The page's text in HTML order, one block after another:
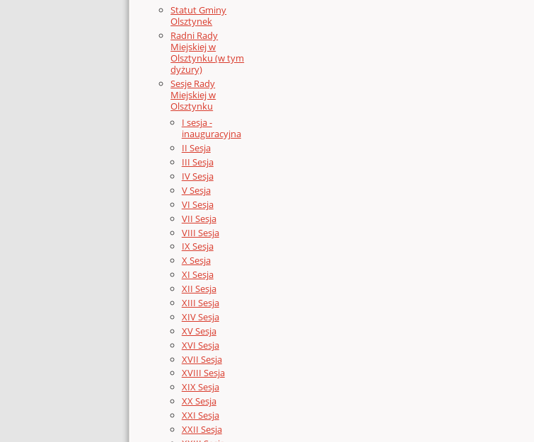
Statut Gminy
Olsztynek
Radni Rady
Miejskiej w
Olsztynku (w tym
dyżury)
Sesje Rady
Miejskiej w
Olsztynku
I sesja -
inauguracyjna
II Sesja
III Sesja
IV Sesja
V Sesja
VI Sesja
VII Sesja
VIII Sesja
IX Sesja
X Sesja
XI Sesja
XII Sesja
XIII Sesja
XIV Sesja
XV Sesja
XVI Sesja
XVII Sesja
XVIII Sesja
XIX Sesja
XX Sesja
XXI Sesja
XXII Sesja